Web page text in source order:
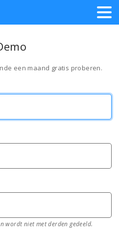
een maand gratis proberen.
wordt niet met derden gedeeld.